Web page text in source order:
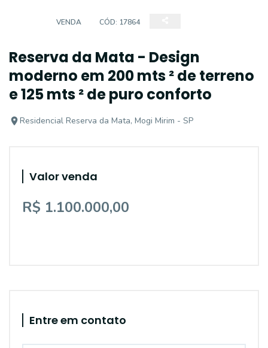
VENDA CÓD: 17864
Reserva da Mata - Design
moderno em 200 mts ² de terreno
e 125 mts ² de puro conforto
Residencial Reserva da Mata, Mogi Mirim - SP
Valor venda
R$ 1.100.000,00
Entre em contato